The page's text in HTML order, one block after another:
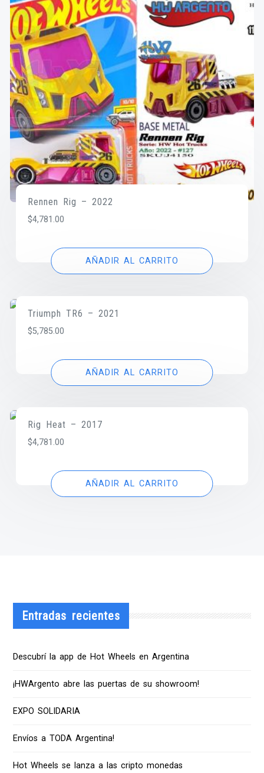
Rennen Rig – 2022
$4,781.00
AÑADIR AL CARRITO
Triumph TR6 – 2021
$5,785.00
AÑADIR AL CARRITO
Rig Heat – 2017
$4,781.00
AÑADIR AL CARRITO
Entradas recientes
Descubrí la app de Hot Wheels en Argentina
¡HWArgento abre las puertas de su showroom!
EXPO SOLIDARIA
Envíos a TODA Argentina!
Hot Wheels se lanza a las cripto monedas